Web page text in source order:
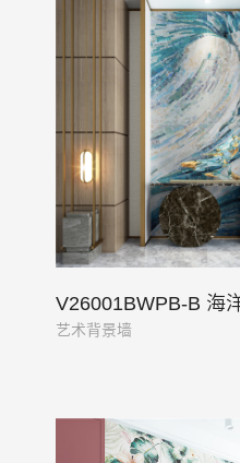
V26001BWPB-B 海
艺术背景墙